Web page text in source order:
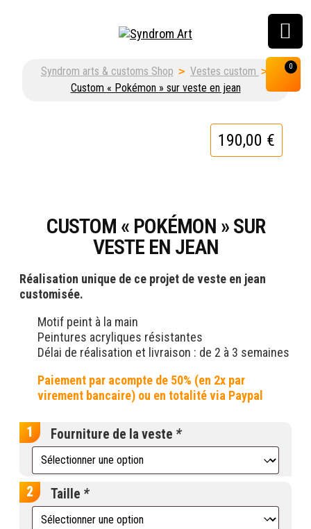
0
Customisation, graffiti
& street art shop
Syndrom arts & customs Shop > Vestes custom >
Custom « Pokémon » sur veste en jean
CUSTOM « POKÉMON » SUR
VESTE EN JEAN
190,00 €
Réalisation unique de ce projet de veste en jean
customisée.
Motif peint à la main
Peintures acryliques résistantes
Délai de réalisation et livraison : de 2 à 3 semaines
Fourniture de la veste *
Taille *